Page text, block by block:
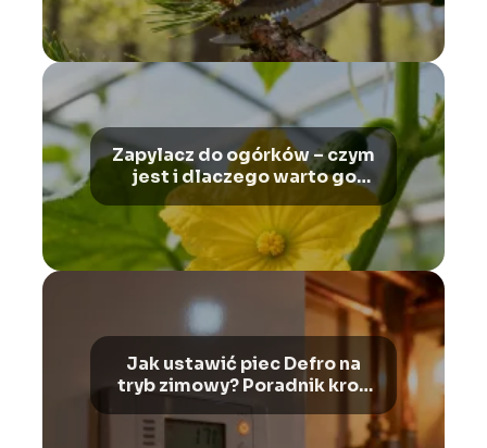
Zapylacz do ogórków – czym
jest i dlaczego warto go
Jak ustawić piec Defro na
tryb zimowy? Poradnik krok